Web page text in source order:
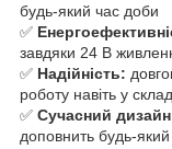
будь-який час доби
✅
завдяки 24 В
✅ Надійність:
роботу навіть у
✅ Сучасний
доповнить будь-який